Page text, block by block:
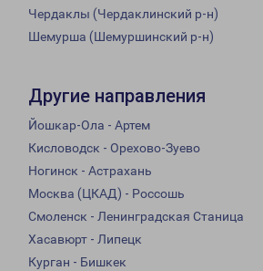
Чердаклы (Чердаклинский р-н)
Шемурша (Шемуршинский р-н)
Другие направления
Йошкар-Ола - Артем
Кисловодск - Орехово-Зуево
Ногинск - Астрахань
Москва (ЦКАД) - Россошь
Смоленск - Ленинградская Станица
Хасавюрт - Липецк
Курган - Бишкек